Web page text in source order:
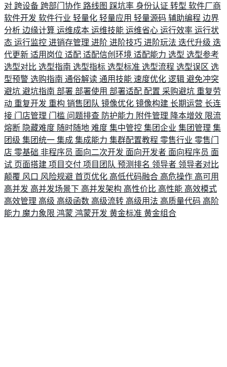
对 跨设备 跨部门协作 路线图 踩坑率 身份认证 转型 软件厂商
软件开发 软件行业 轻量化 轻量应用 轻量源码 辅助编程 边界
分析 边缘计算 运维成本 运维技能 运维省心 运行效率 运行状
态 运行监控 进销存管理 进阶 进阶技巧 进阶玩法 迭代升级 迭
代更新 适用岗位 适配 适配信创环境 适配能力 选型 选型参考
选型对比 选型指南 选型指标 选型标准 选型流程 选型误区 选
型预警 选购指南 通俗解读 通用技能 速度优化 逻辑 避免冲突
避坑 避坑指南 部署 部署使用 部署适配 配置 采购避坑 重复劳
动 重复开发 重构 销售团队 镜像优化 镜像构建 长期运营 长连
接 门店管理 门槛 问题排查 防护能力 附件管理 降本增效 限流
熔断 隐藏难度 随时随地 难度 集中管控 集团企业 集团管理 集
团级 集团统一 集成 集成能力 集群配置教程 零售行业 零售门
店 零基础 非程序员 面向二次开发 面向开发者 面向程序员 面
试 页面搭建 项目交付 项目团队 预测排名 领导者 领导者对比
颠覆 风口 风险规避 首页优化 高低代码融合 高危操作 高可用
高并发 高并发场景下 高并发架构 高性价比 高性能 高效模式
高效管理 高级 高级函数 高级流转 高级用法 高质量代码 高阶
能力 魔力象限 鸿蒙 鸿蒙开发 黄金标准 黄金组合